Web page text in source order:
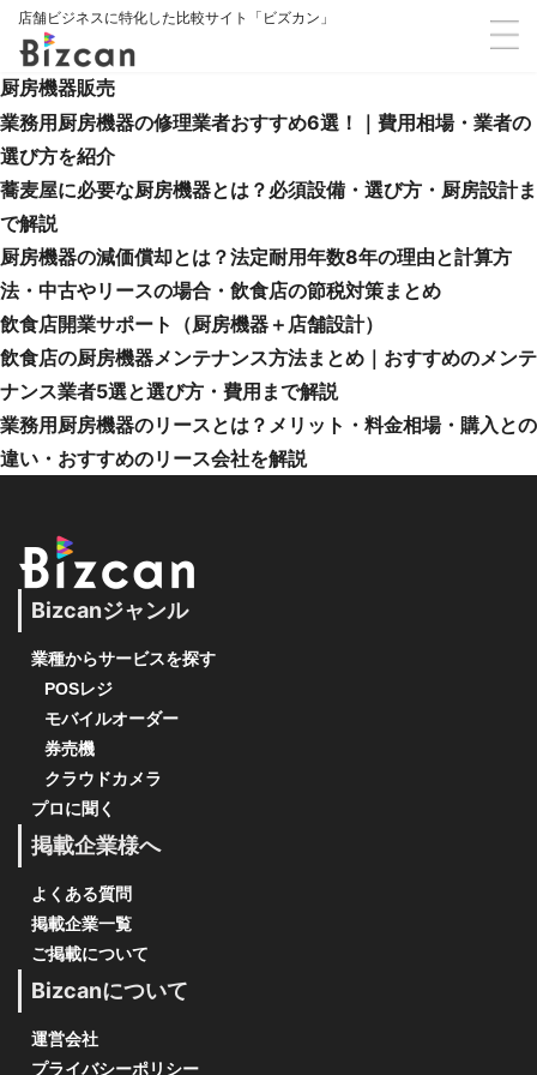
店舗ビジネスに特化した比較サイト「ビズカン」
厨房機器販売
業務用厨房機器の修理業者おすすめ6選！｜費用相場・業者の
選び方を紹介
蕎麦屋に必要な厨房機器とは？必須設備・選び方・厨房設計ま
で解説
厨房機器の減価償却とは？法定耐用年数8年の理由と計算方
法・中古やリースの場合・飲食店の節税対策まとめ
飲食店開業サポート（厨房機器＋店舗設計）
飲食店の厨房機器メンテナンス方法まとめ｜おすすめのメンテ
ナンス業者5選と選び方・費用まで解説
業務用厨房機器のリースとは？メリット・料金相場・購入との
違い・おすすめのリース会社を解説
Bizcanジャンル
業種からサービスを探す
POSレジ
モバイルオーダー
券売機
クラウドカメラ
プロに聞く
掲載企業様へ
よくある質問
掲載企業一覧
ご掲載について
Bizcanについて
運営会社
プライバシーポリシー